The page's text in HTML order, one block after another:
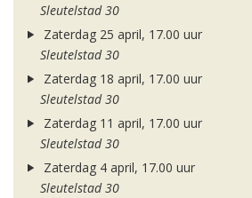
Sleutelstad 30
Zaterdag 25 april, 17.00 uur
Sleutelstad 30
Zaterdag 18 april, 17.00 uur
Sleutelstad 30
Zaterdag 11 april, 17.00 uur
Sleutelstad 30
Zaterdag 4 april, 17.00 uur
Sleutelstad 30